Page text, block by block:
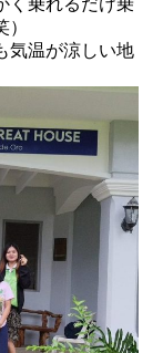
く乗れるだけ乗
気温が涼しい地